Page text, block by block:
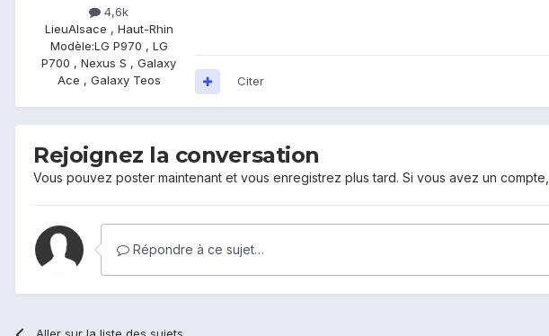
4,6k
LieuAlsace , Haut-Rhin
Modèle:LG P970 , LG
P700 , Nexus S , Galaxy
Ace , Galaxy Teos
Citer
Rejoignez la conversation
Vous pouvez poster maintenant et vous enregistrez plus tard. Si vous avez un compte,
Répondre à ce sujet…